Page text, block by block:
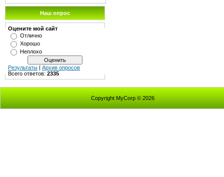
Наш опрос
Оцените мой сайт
Отлично
Хорошо
Неплохо
Результаты | Архив опросов
Всего ответов: 2335
Copyright MyCorp © 2026